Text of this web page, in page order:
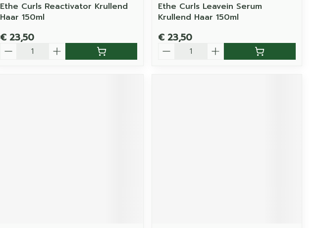
Ethe Curls Reactivator Krullend
Haar 150ml
€ 23,50
Ethe Curls Leavein Serum
Krullend Haar 150ml
€ 23,50